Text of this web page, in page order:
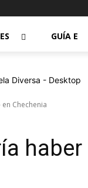
GUÍA E
Chechenia
haber